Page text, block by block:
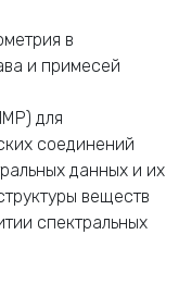
в
и примесей
для
соединений
данных и их
веществ
спектральных